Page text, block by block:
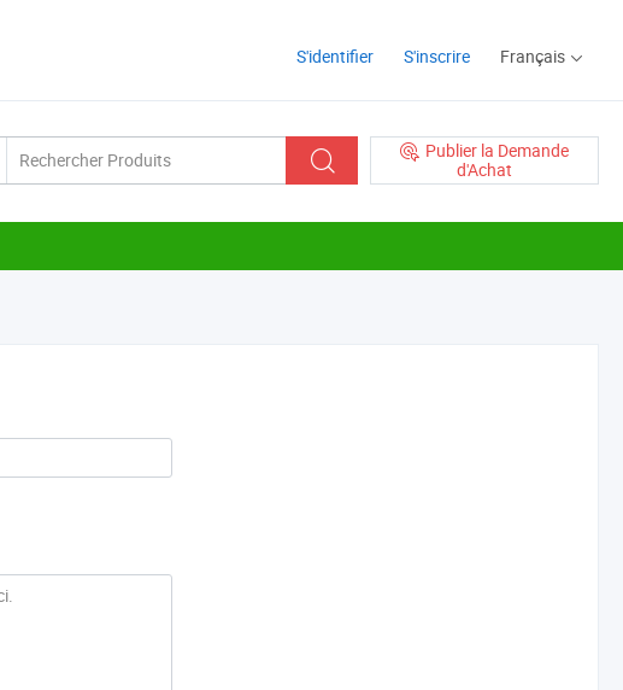
S'identifier S'inscrire Français
Publier la Demande
d'Achat